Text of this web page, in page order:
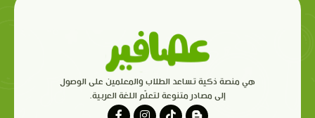
هي منصة ذكية تساعد الطلاب والمعلمين على الوصول
إلى مصادر متنوعة لتعلّم اللغة العربية.